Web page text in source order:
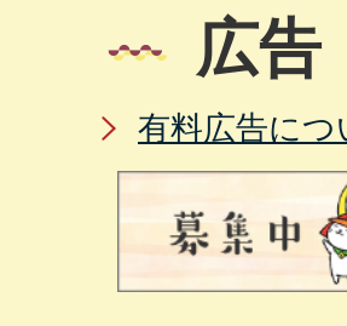
広告
有料広告につ